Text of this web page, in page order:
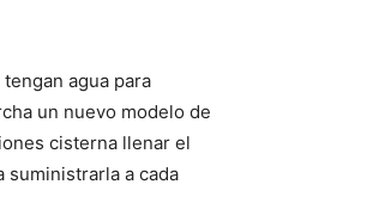
agua para
un nuevo modelo de
cisterna llenar el
suministrarla a cada